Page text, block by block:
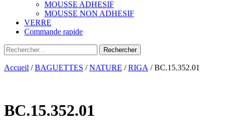
MOUSSE ADHESIF
MOUSSE NON ADHESIF
VERRE
Commande rapide
Accueil /BAGUETTES /NATURE /RIGA / BC.15.352.01
BC.15.352.01